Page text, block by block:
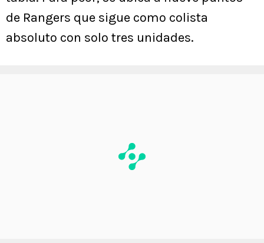
de Rangers que sigue como colista
absoluto con solo tres unidades.